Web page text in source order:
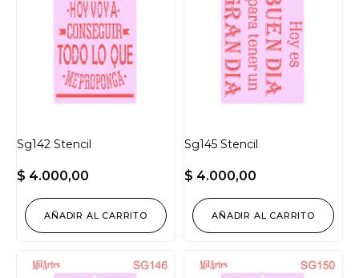
Sg142 Stencil
$ 4.000,00
AÑADIR AL CARRITO
Sg145 Stencil
$ 4.000,00
AÑADIR AL CARRITO